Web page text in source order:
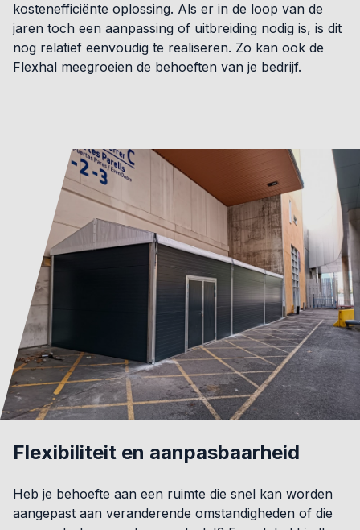
kostenefficiënte oplossing. Als er in de loop van de
jaren toch een aanpassing of uitbreiding nodig is, is dit
nog relatief eenvoudig te realiseren. Zo kan ook de
Flexhal meegroeien de behoeften van je bedrijf.
Flexibiliteit en aanpasbaarheid
Heb je behoefte aan een ruimte die snel kan worden
aangepast aan veranderende omstandigheden of die